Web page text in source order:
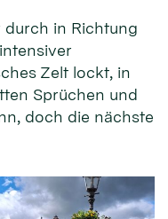
in Richtung
Zelt lockt, in
Sprüchen und
doch die nächste